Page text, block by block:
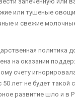
или тушеные
и свежие
политика
на оказании
счету
50 лет не будет такой
развитие шло и в